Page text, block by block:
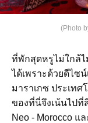
(Photo
ที่พักสุดหรูไม่ใกล้ไ
ได้เพราะด้วยดีไซ
มาราเกซ ประเทศ
ของที่นี่จึงเน้นไปที่
Neo - Morocco แ